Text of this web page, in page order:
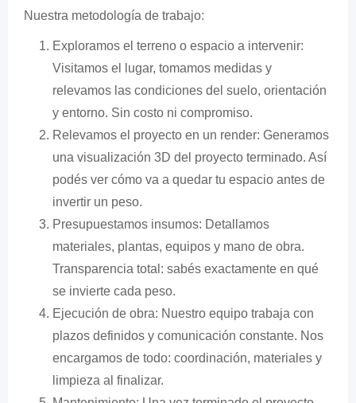
Nuestra metodología de trabajo:
Exploramos el terreno o espacio a intervenir:
Visitamos el lugar, tomamos medidas y
relevamos las condiciones del suelo, orientación
y entorno. Sin costo ni compromiso.
Relevamos el proyecto en un render: Generamos
una visualización 3D del proyecto terminado. Así
podés ver cómo va a quedar tu espacio antes de
invertir un peso.
Presupuestamos insumos: Detallamos
materiales, plantas, equipos y mano de obra.
Transparencia total: sabés exactamente en qué
se invierte cada peso.
Ejecución de obra: Nuestro equipo trabaja con
plazos definidos y comunicación constante. Nos
encargamos de todo: coordinación, materiales y
limpieza al finalizar.